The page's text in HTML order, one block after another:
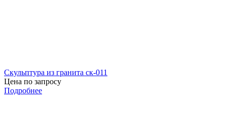
Скульптура из гранита ск-011
Цена по запросу
Подробнее